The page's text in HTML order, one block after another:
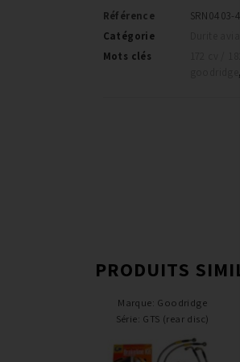
Référence
SRN0403-4
Catégorie
Mots clés
,
PRODUITS
Marque: Goodridge
Série: GTS (rear disc)